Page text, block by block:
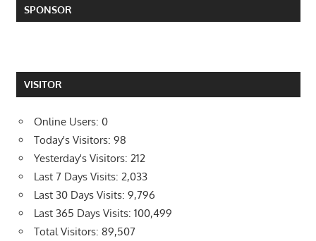
SPONSOR
VISITOR
Online Users: 0
Today's Visitors: 98
Yesterday's Visitors: 212
Last 7 Days Visits: 2,033
Last 30 Days Visits: 9,796
Last 365 Days Visits: 100,499
Total Visitors: 89,507